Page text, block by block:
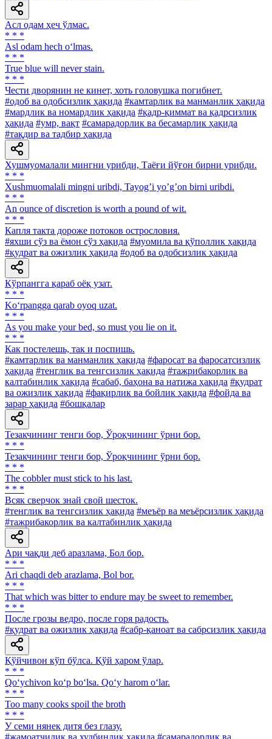
Асл одам ҳеч ўлмас.
* * *
Asl odam hech o‘lmas.
* * *
True blue will never stain.
* * *
Чести дворянин не кинет, хоть головушка погибнет.
#одоб ва одобсизлик ҳақида #камтарлик ва манманлик ҳақида
#мардлик ва номардлик ҳақида #қадр-қиммат ва қадрсизлик
ҳақида #умр, вақт #самарадорлик ва бесамарлик ҳақида
#тақдир ва тадбир ҳақида
Хушмуомалали мингни урибди, Таёғи йўғон бирни урибди.
* * *
Xushmuomalali mingni uribdi, Tayogʼi yoʼgʼon birni uribdi.
* * *
An ounce of discretion is worth a pound of wit.
* * *
Капля такта дороже потоков острословия.
#яхши сўз ва ёмон сўз ҳақида #муомила ва қўполлик ҳақида
#қудрат ва ожизлик ҳақида #одоб ва одобсизлик ҳақида
Кўрпангга қараб оёқ узат.
* * *
Ko‘rpangga qarab oyoq uzat.
* * *
As you make your bed, so must you lie on it.
* * *
Как постелешь, так и поспишь.
#камтарлик ва манманлик ҳақида #фаросат ва фаросатсизлик
ҳақида #тенглик ва тенгсизлик ҳақида #тажрибакорлик ва
калтабинлик ҳақида #сабаб, баҳона ва натижа ҳақида #қудрат
ва ожизлик ҳақида #фақирлик ва бойлик ҳақида #фойда ва
зарар ҳақида #бошқалар
Тезакчининг тенги бор, Ўроқчининг ўрни бор.
* * *
Тезакчининг тенги бор, Ўроқчининг ўрни бор.
* * *
The cobbler must stick to his last.
* * *
Всяк сверчок знай свой шесток.
#тенглик ва тенгсизлик ҳақида #меъёр ва меъёрсизлик ҳақида
#тажрибакорлик ва калтабинлик ҳақида
Ари чақди деб аразлама, Бол бор.
* * *
Ari chaqdi deb arazlama, Bol bor.
* * *
That which was bitter to endure may be sweet to remember.
* * *
После грозы ведро, после горя радость.
#қудрат ва ожизлик ҳақида #сабр-қаноат ва сабрсизлик ҳақида
Қўйчивон кўп бўлса. Қўй ҳаром ўлар.
* * *
Qo‘ychivon ko‘p bo‘lsa. Qo‘y harom o‘lar.
* * *
Too many cooks spoil the broth
* * *
У семи нянек дитя без глазу.